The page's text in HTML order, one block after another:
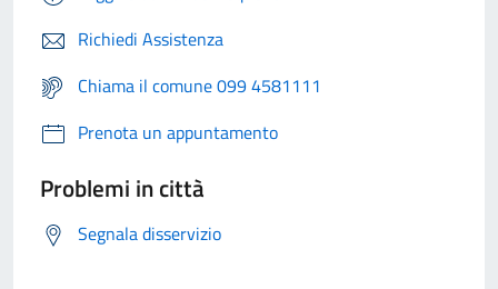
Richiedi Assistenza
Chiama il comune 099 4581111
Prenota un appuntamento
Problemi in città
Segnala disservizio